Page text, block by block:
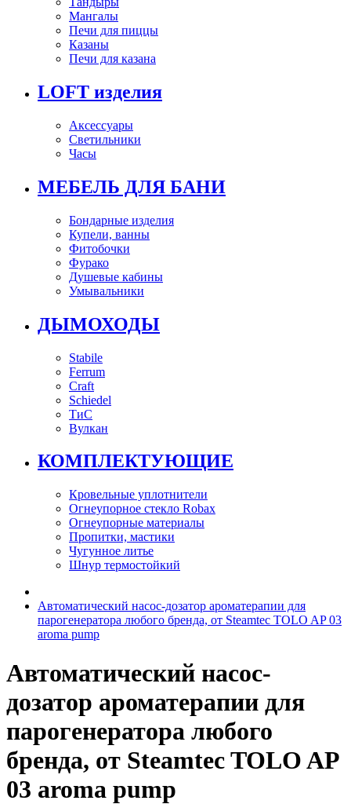
Мангалы
Печи для пиццы
Казаны
Печи для казана
LOFT изделия
Аксессуары
Светильники
Часы
МЕБЕЛЬ ДЛЯ БАНИ
Бондарные изделия
Купели, ванны
Фитобочки
Фурако
Душевые кабины
Умывальники
ДЫМОХОДЫ
Stabile
Ferrum
Craft
Schiedel
ТиС
Вулкан
КОМПЛЕКТУЮЩИЕ
Кровельные уплотнители
Огнеупорное стекло Robax
Огнеупорные материалы
Пропитки, мастики
Чугунное литье
Шнур термостойкий
Автоматический насос-дозатор ароматерапии для
парогенератора любого бренда, от Steamtec TOLO AP 03
aroma pump
Автоматический насос-
дозатор ароматерапии для
парогенератора любого
бренда, от Steamtec TOLO AP
03 aroma pump